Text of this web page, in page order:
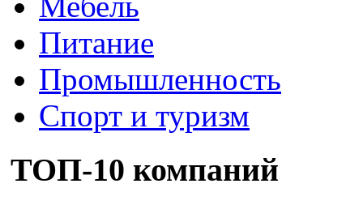
Питание
Промышленность
Спорт и туризм
ТОП-10 компаний